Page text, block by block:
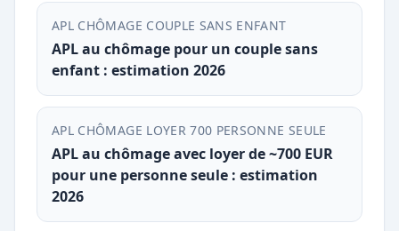
APL CHÔMAGE COUPLE SANS ENFANT
APL au chômage pour un couple sans
enfant : estimation 2026
APL CHÔMAGE LOYER 700 PERSONNE SEULE
APL au chômage avec loyer de ~700 EUR
pour une personne seule : estimation
2026